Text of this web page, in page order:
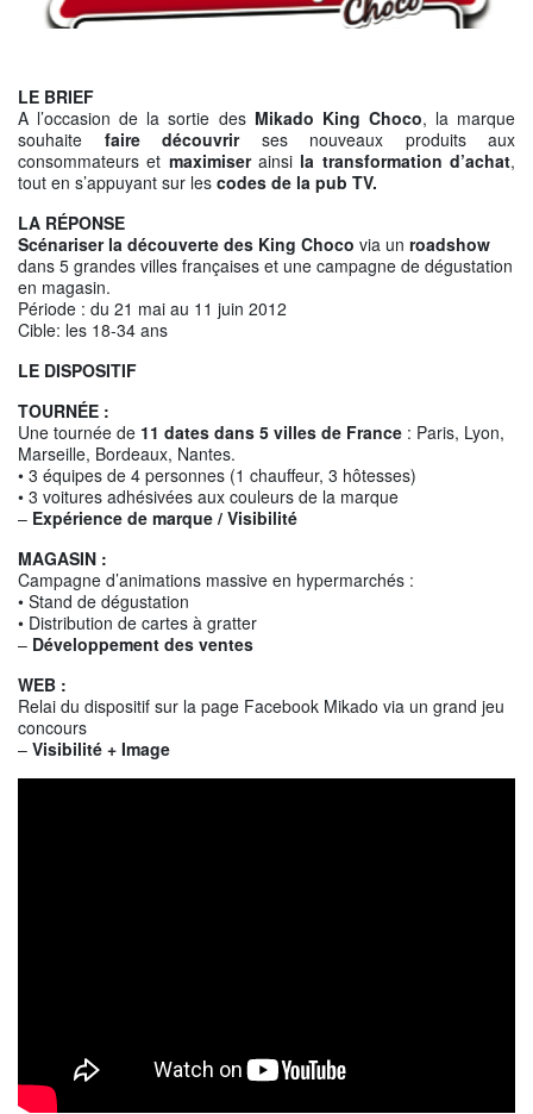
LE BRIEF
A l’occasion de la sortie des Mikado King Choco, la marque
souhaite faire découvrirses nouveaux produits aux
consommateurs et maximiserainsi la transformation d’achat,
tout en s’appuyant sur les codes de la pub TV.
LA RÉPONSE
Scénariser la découverte des King Choco via un roadshow
dans 5 grandes villes françaises et une campagne de dégustation
en magasin.
Période : du 21 mai au 11 juin 2012
Cible: les 18-34 ans
LE DISPOSITIF
TOURNÉE :
Une tournée de 11 dates dans 5 villes de France : Paris, Lyon,
Marseille, Bordeaux, Nantes.
• 3 équipes de 4 personnes (1 chauffeur, 3 hôtesses)
• 3 voitures adhésivées aux couleurs de la marque
– Expérience de marque / Visibilité
MAGASIN :
Campagne d’animations massive en hypermarchés :
• Stand de dégustation
• Distribution de cartes à gratter
– Développement des ventes
WEB :
Relai du dispositif sur la page Facebook Mikado via un grand jeu
concours
– Visibilité + Image